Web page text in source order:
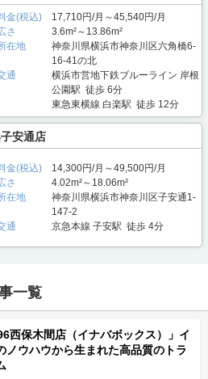
金(税込)
17,710円/月～45,540円/月
さ
3.6m²～13.86m²
在地
神奈川県横浜市神奈川区六角橋6-
16-41の北
通
横浜市営地下鉄ブルーライン 岸根
公園駅 徒歩 6分
東急東横線 白楽駅 徒歩 12分
安通店
金(税込)
14,300円/月～49,500円/月
さ
4.02m²～18.06m²
在地
神奈川県横浜市神奈川区子安通1-
147-2
通
京急本線 子安駅 徒歩 4分
一覧
西保木間店（イナバボックス）」イ
ノウハウから生まれた高品質のトラ